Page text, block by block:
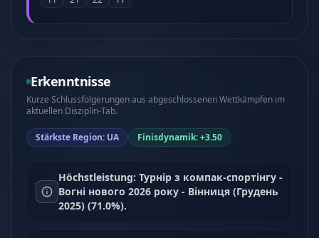
Erkenntnisse
Kurze Schlussfolgerungen aus abgeschlossenen Wettkämpfen im
aktuellen Disziplin-Tab.
Stärkste Region: UA Finisdynamik: +3.50
Höchstleistung: Турнір з компак-спортінгу -
Вогні нового 2026 року - Вінниця (Грудень
2025) (71.0%).